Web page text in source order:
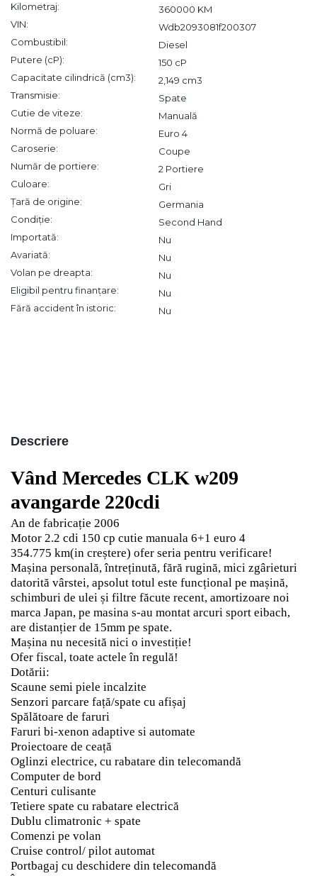
Kilometraj:
360000 KM
VIN:
Wdb2093081f200307
Combustibil:
Diesel
Putere (cP):
150 cP
Capacitate cilindrică (cm3):
2,149 cm3
Transmisie:
Spate
Cutie de viteze:
Manuală
Normă de poluare:
Euro 4
Caroserie:
Coupe
Număr de portiere:
2 Portiere
Culoare:
Gri
Țară de origine:
Germania
Condiție:
Second Hand
Importată:
Nu
Avariată:
Nu
Volan pe dreapta:
Nu
Eligibil pentru finanțare:
Nu
Fără accident în istoric:
Nu
Descriere
Vând Mercedes CLK w209
avangarde 220cdi
An de fabricație 2006
Motor 2.2 cdi 150 cp cutie manuala 6+1 euro 4
354.775 km(in creștere) ofer seria pentru verificare!
Mașina personală, întreținută, fără rugină, mici zgârieturi
datorită vârstei, apsolut totul este funcțional pe mașină,
schimburi de ulei și filtre făcute recent, amortizoare noi
marca Japan, pe masina s-au montat arcuri sport eibach,
are distanțier de 15mm pe spate.
Mașina nu necesită nici o investiție!
Ofer fiscal, toate actele în regulă!
Dotării:
Scaune semi piele incalzite
Senzori parcare față/spate cu afișaj
Spălătoare de faruri
Faruri bi-xenon adaptive si automate
Proiectoare de ceață
Oglinzi electrice, cu rabatare din telecomandă
Computer de bord
Centuri culisante
Tetiere spate cu rabatare electrică
Dublu climatronic + spate
Comenzi pe volan
Cruise control/ pilot automat
Portbagaj cu deschidere din telecomandă